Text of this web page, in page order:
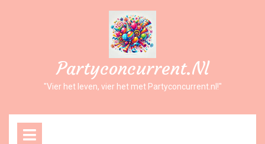
Partyconcurrent.nl
"Vier het leven, vier het met Partyconcurrent.nl!"